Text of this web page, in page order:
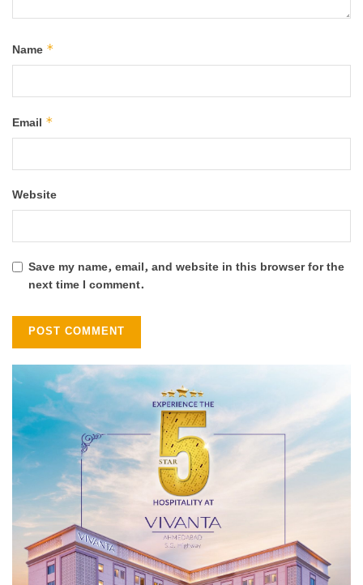
Name *
Email *
Website
Save my name, email, and website in this browser for the
next time I comment.